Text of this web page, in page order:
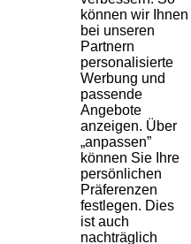
können wir Ihnen
bei unseren
Partnern
personalisierte
Werbung und
passende
Angebote
anzeigen. Über
„anpassen”
können Sie Ihre
persönlichen
Präferenzen
festlegen. Dies
ist auch
nachträglich